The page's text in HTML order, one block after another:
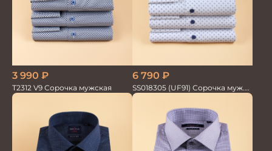
3 990 ₽
T2312 V9 Сорочка мужская
6 790 ₽
SS018305 (UF91) Сорочка муж.
GROSTYLE TRENDY